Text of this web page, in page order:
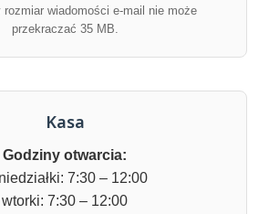
rozmiar wiadomości e-mail nie może
przekraczać 35 MB.
Kasa
Godziny otwarcia:
7:30 – 12:00
wtorki: 7:30 – 12:00